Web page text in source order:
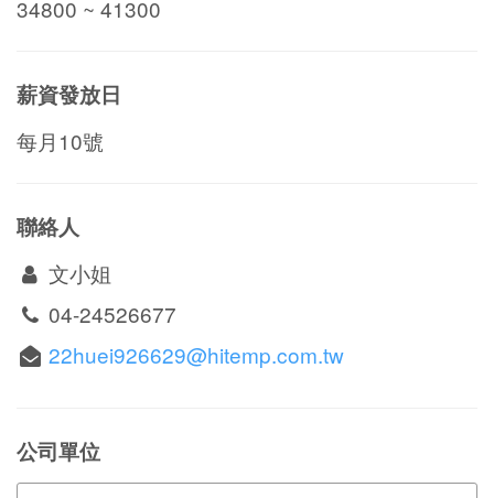
34800 ~ 41300
薪資發放日
每月10號
聯絡人
文小姐
04-24526677
22huei926629@hitemp.com.tw
公司單位